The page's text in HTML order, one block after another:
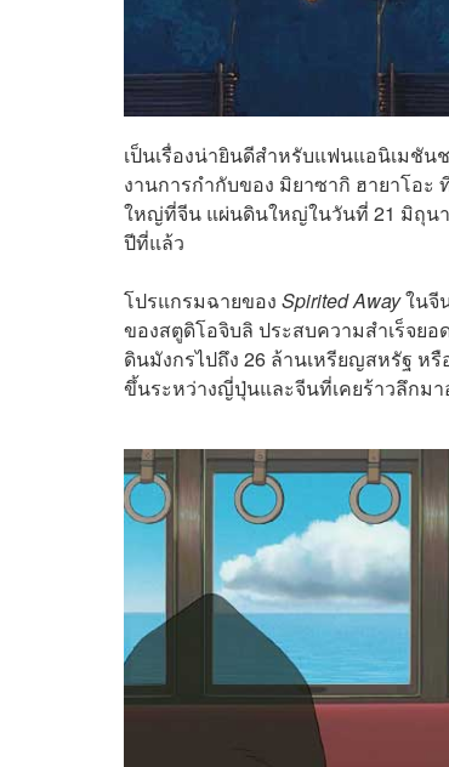
เป็นเรื่องน่ายินดีสำหรับแฟนแอนิเมชัน
งานการกำกับของ มิยาซากิ ฮายาโอะ
ใหญ่ที่จีน แผ่นดินใหญ่ในวันที่ 21 มิถุนา
ปีที่แล้ว
โปรแกรมฉายของ Spirited Awayในจี
ของสตูดิโอจิบลิ ประสบความสำเร็จย
ดินมังกรไปถึง 26 ล้านเหรียญสหรัฐ
ขึ้นระหว่างญี่ปุ่นและจีนที่เคยร้าวลึกมา